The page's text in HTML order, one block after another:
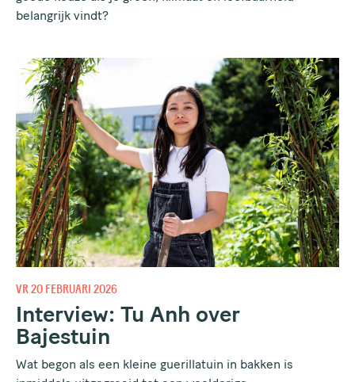
belangrijk vindt?
VR 20 FEBRUARI 2026
Interview: Tu Anh over
Bajestuin
Wat begon als een kleine guerillatuin in bakken is